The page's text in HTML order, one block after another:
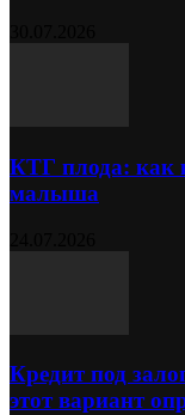
КТГ плода: как
малыша
Кредит под
этот вариант